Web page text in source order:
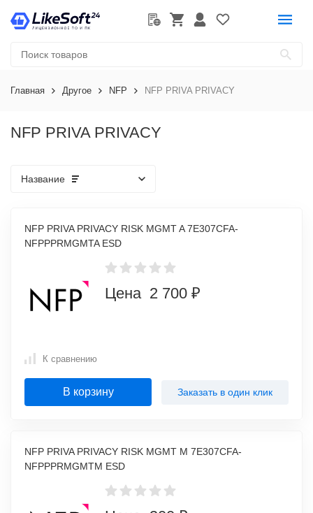
Главная Другое NFP NFP PRIVA PRIVACY
NFP PRIVA PRIVACY
Название
NFP PRIVA PRIVACY RISK MGMT A 7E307CFA-
NFPPPRMGMTA ESD
Цена 2 700 ₽
К сравнению
В корзину Заказать в один клик
NFP PRIVA PRIVACY RISK MGMT M 7E307CFA-
NFPPPRMGMTM ESD